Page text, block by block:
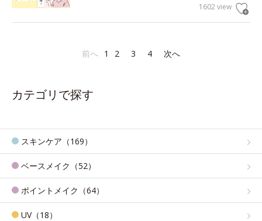
1602 view
前へ 1 2 3 4 次へ
カテゴリで探す
スキンケア（169）
ベースメイク（52）
ポイントメイク（64）
UV（18）